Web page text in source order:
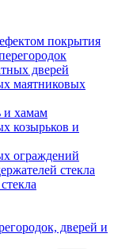
покрытия
дверей
маятниковых
и хамам
козырьков и
ограждений
стекла
дверей и